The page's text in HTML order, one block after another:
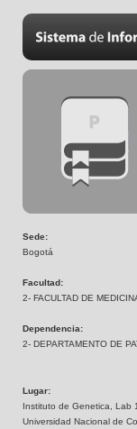
Sede:
Bogotá
Facultad:
2- FACULTAD DE
Dependencia:
2- DEPARTAMENTO DE
Lugar:
Instituto de Genetica, Lab
Universidad Nacional de